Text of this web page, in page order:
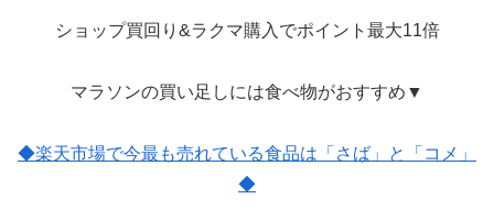
ショップ買回り&ラクマ購入でポイント最大11倍
マラソンの買い足しには食べ物がおすすめ▼
◆楽天市場で今最も売れている食品は「さば」と「コメ」
◆